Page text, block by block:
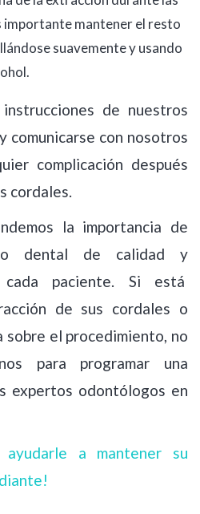
importante mantener el resto
suavemente y usando
de nuestros
comunicarse con nosotros
complicación después
cordales.
la importancia de
dental de calidad y
cada paciente. Si está
de sus cordales o
sobre el procedimiento, no
para programar una
expertos odontólogos en
ayudarle a mantener su